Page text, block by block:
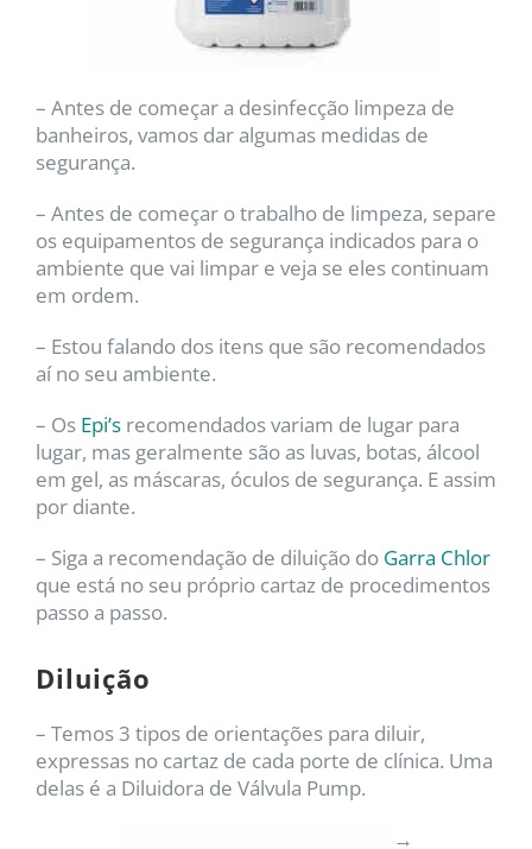
– Antes de começar a desinfecção limpeza de
banheiros, vamos dar algumas medidas de
segurança.
– Antes de começar o trabalho de limpeza, separe
os equipamentos de segurança indicados para o
ambiente que vai limpar e veja se eles continuam
em ordem.
– Estou falando dos itens que são recomendados
aí no seu ambiente.
– Os Epi’s recomendados variam de lugar para
lugar, mas geralmente são as luvas, botas, álcool
em gel, as máscaras, óculos de segurança. E assim
por diante.
– Siga a recomendação de diluição do Garra Chlor
que está no seu próprio cartaz de procedimentos
passo a passo.
Diluição
– Temos 3 tipos de orientações para diluir,
expressas no cartaz de cada porte de clínica. Uma
delas é a Diluidora de Válvula Pump.
→